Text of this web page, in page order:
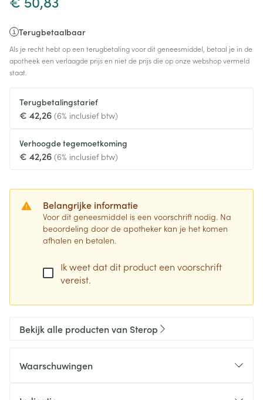
Terugbetaalbaar
Als je recht hebt op een terugbetaling voor dit geneesmiddel, betaal je in de
apotheek een verlaagde prijs en niet de prijs die op onze webshop vermeld
staat.
Terugbetalingstarief
€ 42,26 (6% inclusief btw)
Verhoogde tegemoetkoming
€ 42,26 (6% inclusief btw)
Belangrijke informatie
Voor dit geneesmiddel is een voorschrift nodig. Na
beoordeling door de apotheker kan je het komen
afhalen en betalen.
Ik weet dat dit product een voorschrift
vereist.
Bekijk alle producten van Sterop
Waarschuwingen